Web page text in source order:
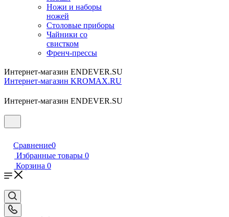
Ножи и наборы
ножей
Столовые приборы
Чайники со
свистком
Френч-прессы
Интернет-магазин ENDEVER.SU
Интернет-магазин KROMAX.RU
Интернет-магазин ENDEVER.SU
Сравнение0
Избранные товары 0
Корзина 0